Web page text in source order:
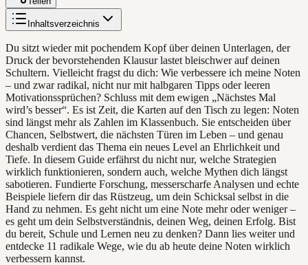
Inhaltsverzeichnis
Du sitzt wieder mit pochendem Kopf über deinen Unterlagen, der
Druck der bevorstehenden Klausur lastet bleischwer auf deinen
Schultern. Vielleicht fragst du dich: Wie verbessere ich meine Noten
– und zwar radikal, nicht nur mit halbgaren Tipps oder leeren
Motivationssprüchen? Schluss mit dem ewigen „Nächstes Mal
wird’s besser“. Es ist Zeit, die Karten auf den Tisch zu legen: Noten
sind längst mehr als Zahlen im Klassenbuch. Sie entscheiden über
Chancen, Selbstwert, die nächsten Türen im Leben – und genau
deshalb verdient das Thema ein neues Level an Ehrlichkeit und
Tiefe. In diesem Guide erfährst du nicht nur, welche Strategien
wirklich funktionieren, sondern auch, welche Mythen dich längst
sabotieren. Fundierte Forschung, messerscharfe Analysen und echte
Beispiele liefern dir das Rüstzeug, um dein Schicksal selbst in die
Hand zu nehmen. Es geht nicht um eine Note mehr oder weniger –
es geht um dein Selbstverständnis, deinen Weg, deinen Erfolg. Bist
du bereit, Schule und Lernen neu zu denken? Dann lies weiter und
entdecke 11 radikale Wege, wie du ab heute deine Noten wirklich
verbessern kannst.